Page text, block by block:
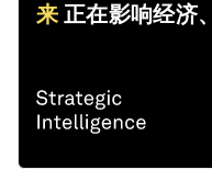
来 正在影响经济